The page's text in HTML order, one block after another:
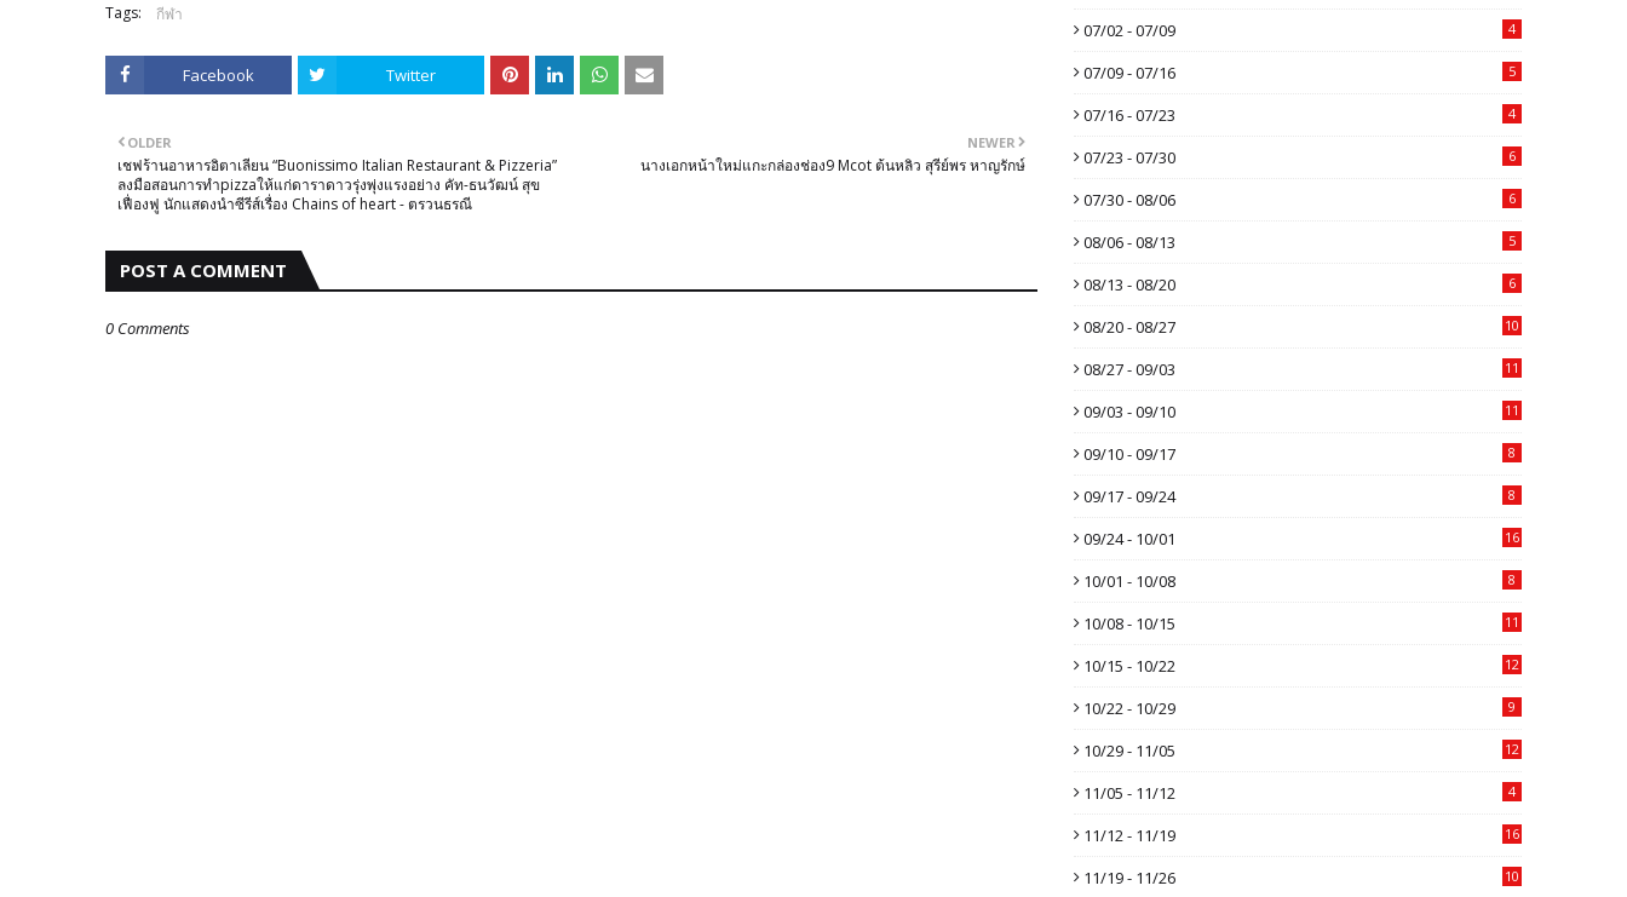
Tags: กีฬา
Facebook Twitter
NEWER
นางเอกหน้าใหม่แกะกล่องช่อง9 Mcot ต้นหลิว สุรีย์พร หาญรักษ์
OLDER
เชฟร้านอาหารอิตาเลียน “Buonissimo Italian Restaurant & Pizzeria”
ลงมือสอนการทำpizzaให้แก่ดาราดาวรุ่งพุ่งแรงอย่าง คัท-ธนวัฒน์ สุข
เฟื่องฟู นักแสดงนำซีรีส์เรื่อง Chains of heart - ตรวนธรณี
POST A COMMENT
0 Comments
07/02 - 07/09 4
07/09 - 07/16 5
07/16 - 07/23 4
07/23 - 07/30 6
07/30 - 08/06 6
08/06 - 08/13 5
08/13 - 08/20 6
08/20 - 08/27 10
08/27 - 09/03 11
09/03 - 09/10 11
09/10 - 09/17 8
09/17 - 09/24 8
09/24 - 10/01 16
10/01 - 10/08 8
10/08 - 10/15 11
10/15 - 10/22 12
10/22 - 10/29 9
10/29 - 11/05 12
11/05 - 11/12 4
11/12 - 11/19 16
11/19 - 11/26 10